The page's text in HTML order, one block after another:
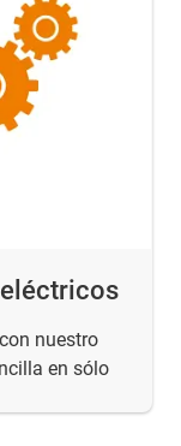
nuestro
en sólo